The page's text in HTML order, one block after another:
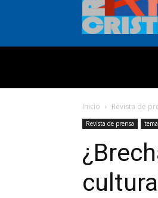
Inicio Revista de
Revista de prensa